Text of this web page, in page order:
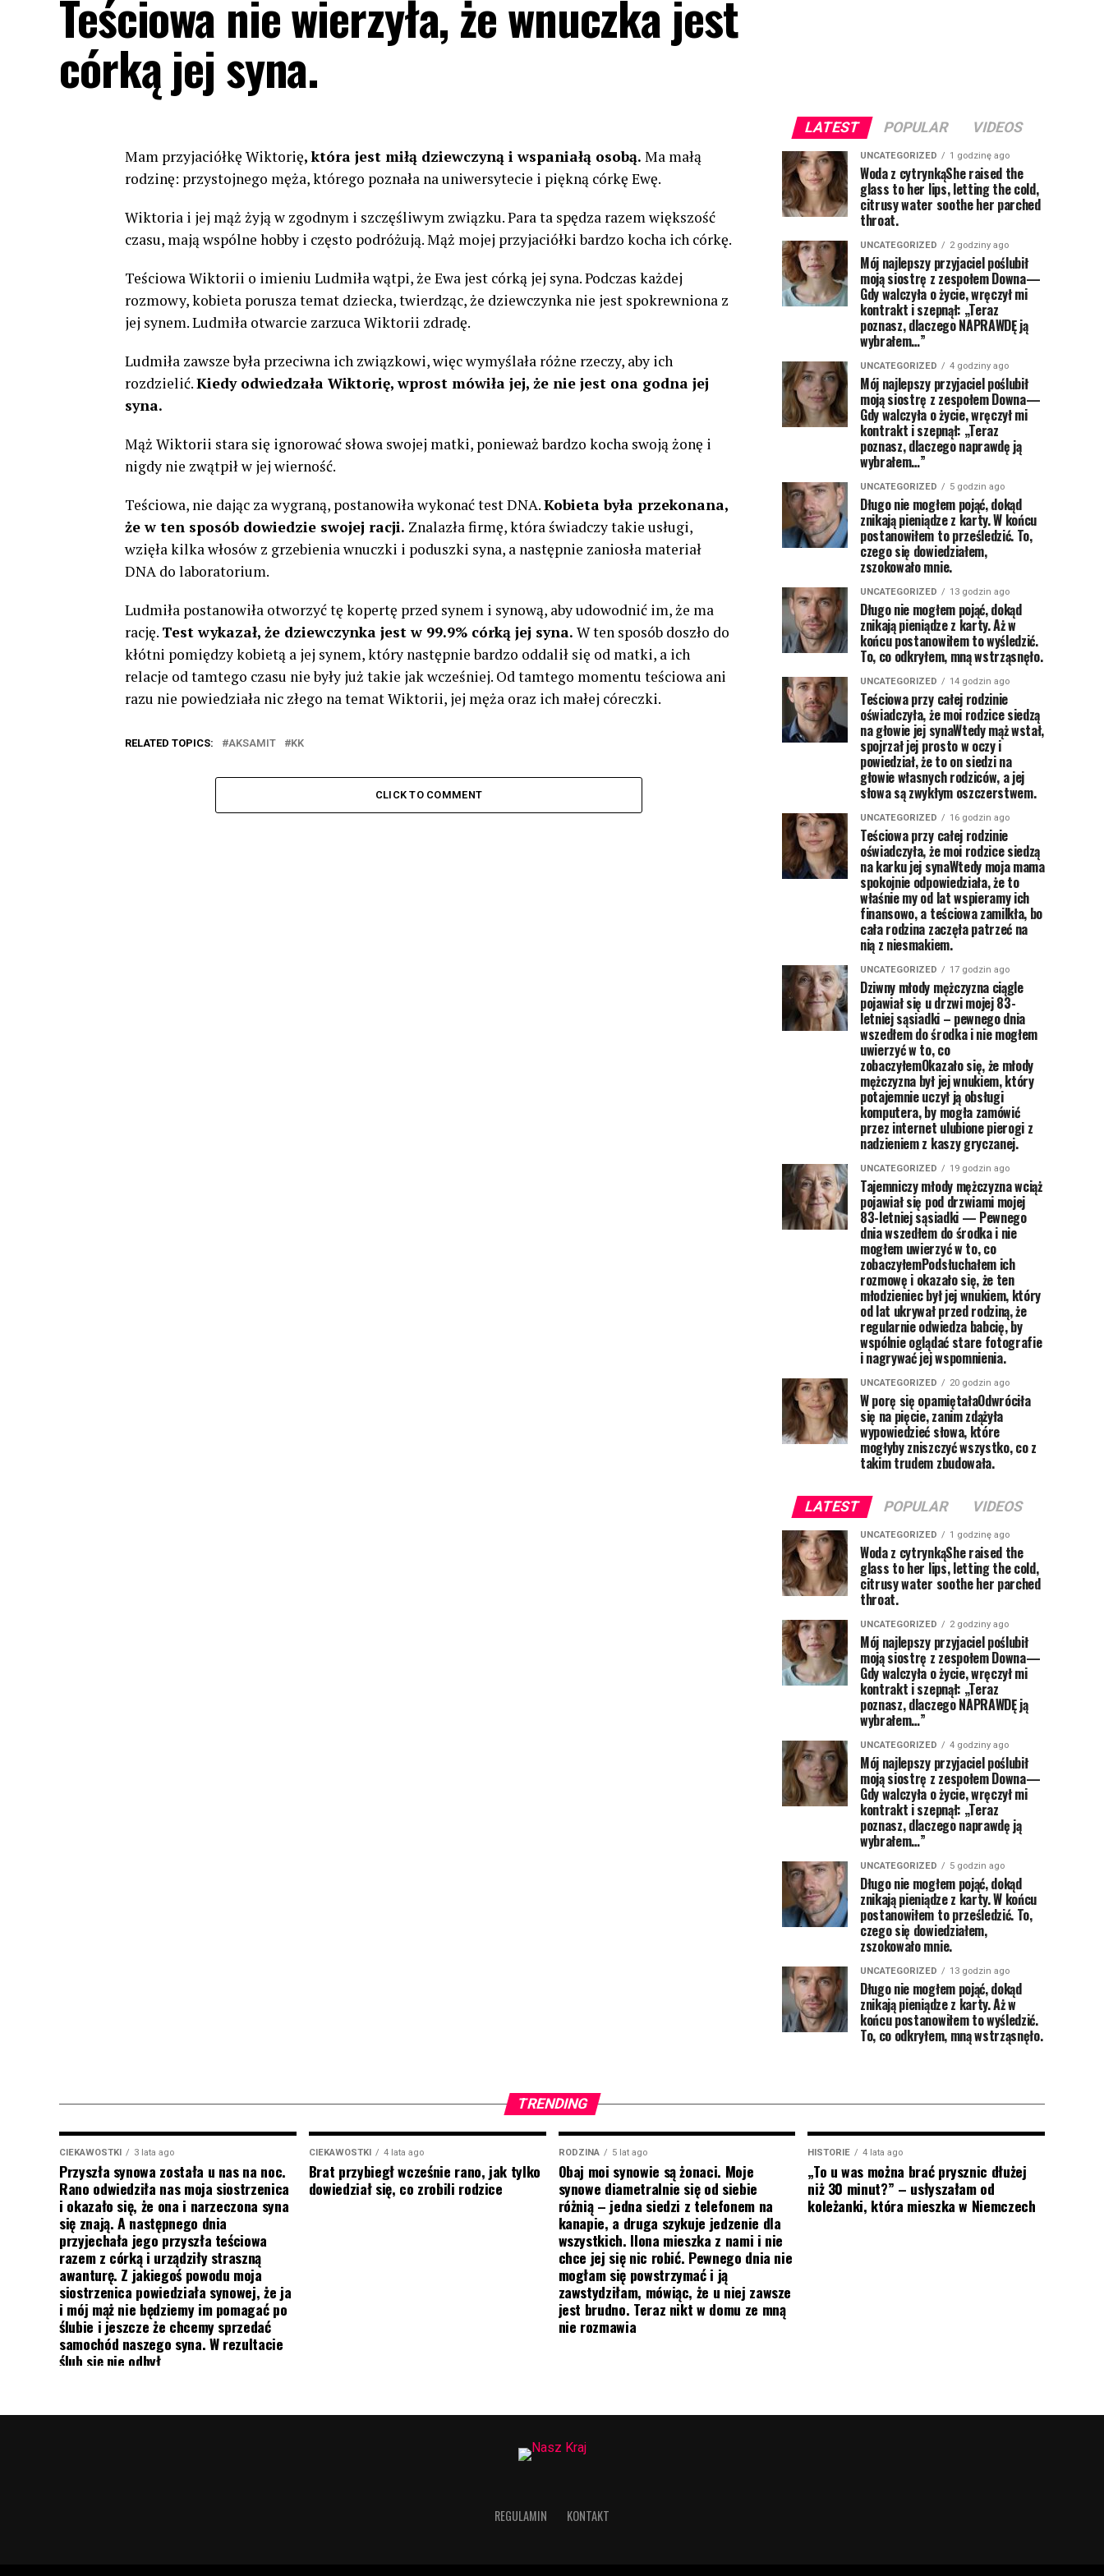
Teściowa nie wierzyła, że wnuczka jest
córką jej syna.
Mam przyjaciółkę Wiktorię, która jest miłą dziewczyną i wspaniałą osobą. Ma małą
rodzinę: przystojnego męża, którego poznała na uniwersytecie i piękną córkę Ewę.
Wiktoria i jej mąż żyją w zgodnym i szczęśliwym związku. Para ta spędza razem większość
czasu, mają wspólne hobby i często podróżują. Mąż mojej przyjaciółki bardzo kocha ich córkę.
Teściowa Wiktorii o imieniu Ludmiła wątpi, że Ewa jest córką jej syna. Podczas każdej
rozmowy, kobieta porusza temat dziecka, twierdząc, że dziewczynka nie jest spokrewniona z
jej synem. Ludmiła otwarcie zarzuca Wiktorii zdradę.
Ludmiła zawsze była przeciwna ich związkowi, więc wymyślała różne rzeczy, aby ich
rozdzielić.Kiedy odwiedzała Wiktorię, wprost mówiła jej, że nie jest ona godna jej
syna.
Mąż Wiktorii stara się ignorować słowa swojej matki, ponieważ bardzo kocha swoją żonę i
nigdy nie zwątpił w jej wierność.
Teściowa, nie dając za wygraną, postanowiła wykonać test DNA.Kobieta była przekonana,
że w ten sposób dowiedzie swojej racji. Znalazła firmę, która świadczy takie usługi,
wzięła kilka włosów z grzebienia wnuczki i poduszki syna, a następnie zaniosła materiał
DNA do laboratorium.
Ludmiła postanowiła otworzyć tę kopertę przed synem i synową, aby udowodnić im, że ma
rację. Test wykazał, że dziewczynka jest w 99.9% córką jej syna. W ten sposób doszło do
kłótni pomiędzy kobietą a jej synem, który następnie bardzo oddalił się od matki, a ich
relacje od tamtego czasu nie były już takie jak wcześniej. Od tamtego momentu teściowa ani
razu nie powiedziała nic złego na temat Wiktorii, jej męża oraz ich małej córeczki.
RELATED TOPICS: AKSAMIT KK
CLICK TO COMMENT
LATEST POPULAR VIDEOS
UNCATEGORIZED 1 godzinę ago
Woda z cytrynkąShe raised the
glass to her lips, letting the cold,
citrusy water soothe her parched
throat.
UNCATEGORIZED 2 godziny ago
Mój najlepszy przyjaciel poślubił
moją siostrę z zespołem Downa—
Gdy walczyła o życie, wręczył mi
kontrakt i szepnął: „Teraz
poznasz, dlaczego NAPRAWDĘ ją
wybrałem…”
UNCATEGORIZED 4 godziny ago
Mój najlepszy przyjaciel poślubił
moją siostrę z zespołem Downa—
Gdy walczyła o życie, wręczył mi
kontrakt i szepnął: „Teraz
poznasz, dlaczego naprawdę ją
wybrałem…”
UNCATEGORIZED 5 godzin ago
Długo nie mogłem pojąć, dokąd
znikają pieniądze z karty. W końcu
postanowiłem to prześledzić. To,
czego się dowiedziałem,
zszokowało mnie.
UNCATEGORIZED 13 godzin ago
Długo nie mogłem pojąć, dokąd
znikają pieniądze z karty. Aż w
końcu postanowiłem to wyśledzić.
To, co odkryłem, mną wstrząsnęło.
UNCATEGORIZED 14 godzin ago
Teściowa przy całej rodzinie
oświadczyła, że moi rodzice siedzą
na głowie jej synaWtedy mąż wstał,
spojrzał jej prosto w oczy i
powiedział, że to on siedzi na
głowie własnych rodziców, a jej
słowa są zwykłym oszczerstwem.
UNCATEGORIZED 16 godzin ago
Teściowa przy całej rodzinie
oświadczyła, że moi rodzice siedzą
na karku jej synaWtedy moja mama
spokojnie odpowiedziała, że to
właśnie my od lat wspieramy ich
finansowo, a teściowa zamilkła, bo
cała rodzina zaczęła patrzeć na
nią z niesmakiem.
UNCATEGORIZED 17 godzin ago
Dziwny młody mężczyzna ciągle
pojawiał się u drzwi mojej 83-
letniej sąsiadki – pewnego dnia
wszedłem do środka i nie mogłem
uwierzyć w to, co
zobaczyłemOkazało się, że młody
mężczyzna był jej wnukiem, który
potajemnie uczył ją obsługi
komputera, by mogła zamówić
przez internet ulubione pierogi z
nadzieniem z kaszy gryczanej.
UNCATEGORIZED 19 godzin ago
Tajemniczy młody mężczyzna wciąż
pojawiał się pod drzwiami mojej
83-letniej sąsiadki — Pewnego
dnia wszedłem do środka i nie
mogłem uwierzyć w to, co
zobaczyłemPodsłuchałem ich
rozmowę i okazało się, że ten
młodzieniec był jej wnukiem, który
od lat ukrywał przed rodziną, że
regularnie odwiedza babcię, by
wspólnie oglądać stare fotografie
i nagrywać jej wspomnienia.
UNCATEGORIZED 20 godzin ago
W porę się opamiętałaOdwróciła
się na pięcie, zanim zdążyła
wypowiedzieć słowa, które
mogłyby zniszczyć wszystko, co z
takim trudem zbudowała.
LATEST POPULAR VIDEOS
UNCATEGORIZED 1 godzinę ago
Woda z cytrynkąShe raised the
glass to her lips, letting the cold,
citrusy water soothe her parched
throat.
UNCATEGORIZED 2 godziny ago
Mój najlepszy przyjaciel poślubił
moją siostrę z zespołem Downa—
Gdy walczyła o życie, wręczył mi
kontrakt i szepnął: „Teraz
poznasz, dlaczego NAPRAWDĘ ją
wybrałem…”
UNCATEGORIZED 4 godziny ago
Mój najlepszy przyjaciel poślubił
moją siostrę z zespołem Downa—
Gdy walczyła o życie, wręczył mi
kontrakt i szepnął: „Teraz
poznasz, dlaczego naprawdę ją
wybrałem…”
UNCATEGORIZED 5 godzin ago
Długo nie mogłem pojąć, dokąd
znikają pieniądze z karty. W końcu
postanowiłem to prześledzić. To,
czego się dowiedziałem,
zszokowało mnie.
UNCATEGORIZED 13 godzin ago
Długo nie mogłem pojąć, dokąd
znikają pieniądze z karty. Aż w
końcu postanowiłem to wyśledzić.
To, co odkryłem, mną wstrząsnęło.
TRENDING
CIEKAWOSTKI 3 lata ago
Przyszła synowa została u nas na noc.
Rano odwiedziła nas moja siostrzenica
i okazało się, że ona i narzeczona syna
się znają. A następnego dnia
przyjechała jego przyszła teściowa
razem z córką i urządziły straszną
awanturę. Z jakiegoś powodu moja
siostrzenica powiedziała synowej, że ja
i mój mąż nie będziemy im pomagać po
ślubie i jeszcze że chcemy sprzedać
samochód naszego syna. W rezultacie
ślub się nie odbył
CIEKAWOSTKI 4 lata ago
Brat przybiegł wcześnie rano, jak tylko
dowiedział się, co zrobili rodzice
RODZINA 5 lat ago
Obaj moi synowie są żonaci. Moje
synowe diametralnie się od siebie
różnią – jedna siedzi z telefonem na
kanapie, a druga szykuje jedzenie dla
wszystkich. Ilona mieszka z nami i nie
chce jej się nic robić. Pewnego dnia nie
mogłam się powstrzymać i ją
zawstydziłam, mówiąc, że u niej zawsze
jest brudno. Teraz nikt w domu ze mną
nie rozmawia
HISTORIE 4 lata ago
„To u was można brać prysznic dłużej
niż 30 minut?” – usłyszałam od
koleżanki, która mieszka w Niemczech
REGULAMIN KONTAKT